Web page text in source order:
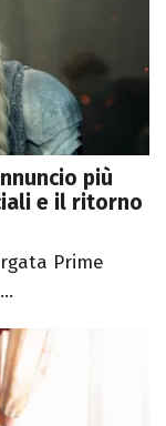
più
e il ritorno
Prime